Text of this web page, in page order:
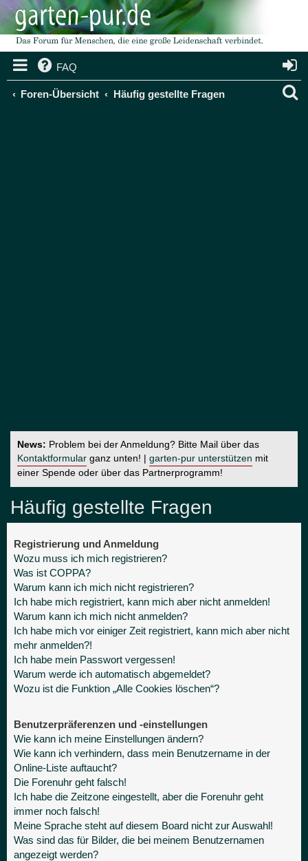
FAQ
Foren-Übersicht Häufig gestellte Fragen
News: Problem bei der Anmeldung? Bitte Mail über das
Kontaktformular ganz unten! | garten-pur unterstützen mit
einer Spende oder über das Partnerprogramm!
Häufig gestellte Fragen
Registrierung und Anmeldung
Wozu muss ich mich registrieren?
Was ist COPPA?
Warum kann ich mich nicht registrieren?
Ich habe mich registriert, kann mich aber nicht anmelden!
Warum kann ich mich nicht anmelden?
Ich habe mich vor einiger Zeit registriert, kann mich aber nicht
mehr anmelden?!
Ich habe mein Passwort vergessen!
Warum werde ich automatisch abgemeldet?
Wozu ist die Funktion „Alle Cookies löschen“?
Benutzerpräferenzen und -einstellungen
Wie kann ich meine Einstellungen ändern?
Wie kann ich verhindern, dass mein Benutzername in der
Online-Liste auftaucht?
Die Forenuhr geht falsch!
Ich habe die Zeitzone eingestellt, aber die Forenuhr geht
immer noch falsch!
Meine Sprache steht auf diesem Board nicht zur Auswahl!
Was sind das für Bilder, die bei meinem Benutzernamen
angezeigt werden?